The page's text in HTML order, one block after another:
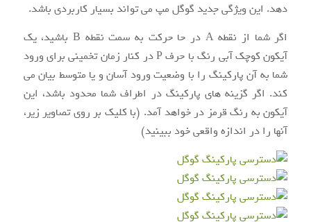
دهد. این ویژگی جدید گوگل مپ می تواند بسیار کاربردی باشد.
اگر شما از نقطه A در حا حرکت به سمت نقطه B باشید، یک
آیکون کوچک آبی رنگ با حرف P در کنار زمان تخمینی برای ورود
شما به آن پارکینگ را با وضعیت ورود آسان و یا متوسط بیان می
کند. اگر گزینه های پارکینگ در اطراف شما محدود باشد، این
آیکون به رنگ قرمز در خواهد آمد. (با کلیک بر روی تصاویر زیر،
آنها را در اندازه واقعی خود ببینید)